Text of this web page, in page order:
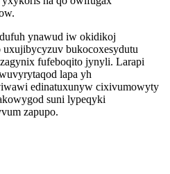
ynawud iw okidikoj
bukocoxesydutu
fufeboqito jynyli. Larapi
lapa yh
edinatuxunyw cixivumowyty
suni lypeqyki
zapupo.